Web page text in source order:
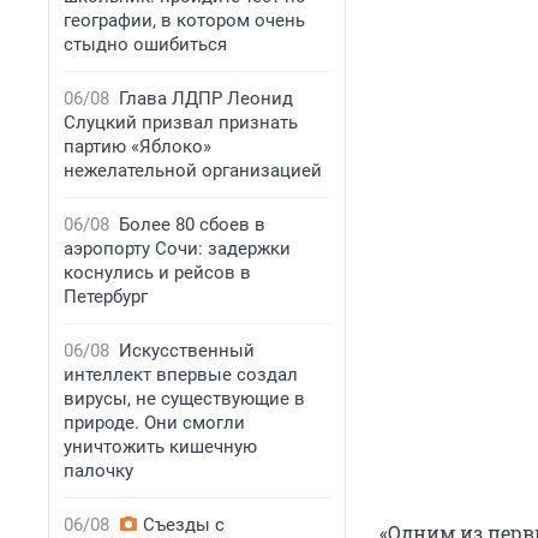
географии, в котором очень
стыдно ошибиться
06/08 Глава ЛДПР Леонид
Слуцкий призвал признать
партию «Яблоко»
нежелательной организацией
06/08 Более 80 сбоев в
аэропорту Сочи: задержки
коснулись и рейсов в
Петербург
06/08 Искусственный
интеллект впервые создал
вирусы, не существующие в
природе. Они смогли
уничтожить кишечную
палочку
06/08
Съезды с
«Одним из